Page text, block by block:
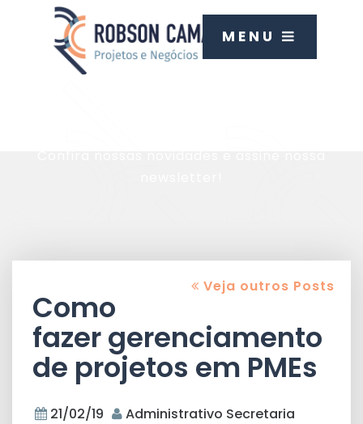
MENU
Veja outros Posts
Como
fazer gerenciamento
de projetos em PMEs
21/02/19
Administrativo Secretaria